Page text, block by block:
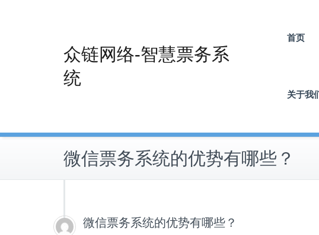
众链网络-智慧票务系
统
首页
关于我
微信票务系统的优势有哪些？
微信票务系统的优势有哪些？